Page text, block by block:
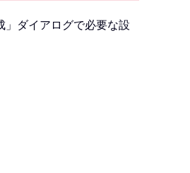
」ダイアログで必要な設